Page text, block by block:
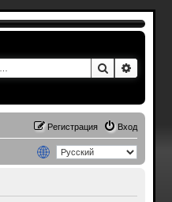
Поиск
Вход
Регистрация